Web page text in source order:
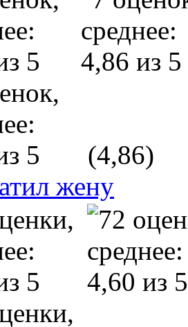
(4,86)
жену